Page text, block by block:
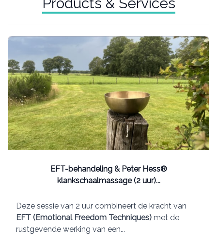
EFT-behandeling & Peter Hess®
klankschaalmassage (2 uur)...
Deze sessie van 2 uur combineert de kracht van
EFT (Emotional Freedom Techniques) met de
rustgevende werking van een...